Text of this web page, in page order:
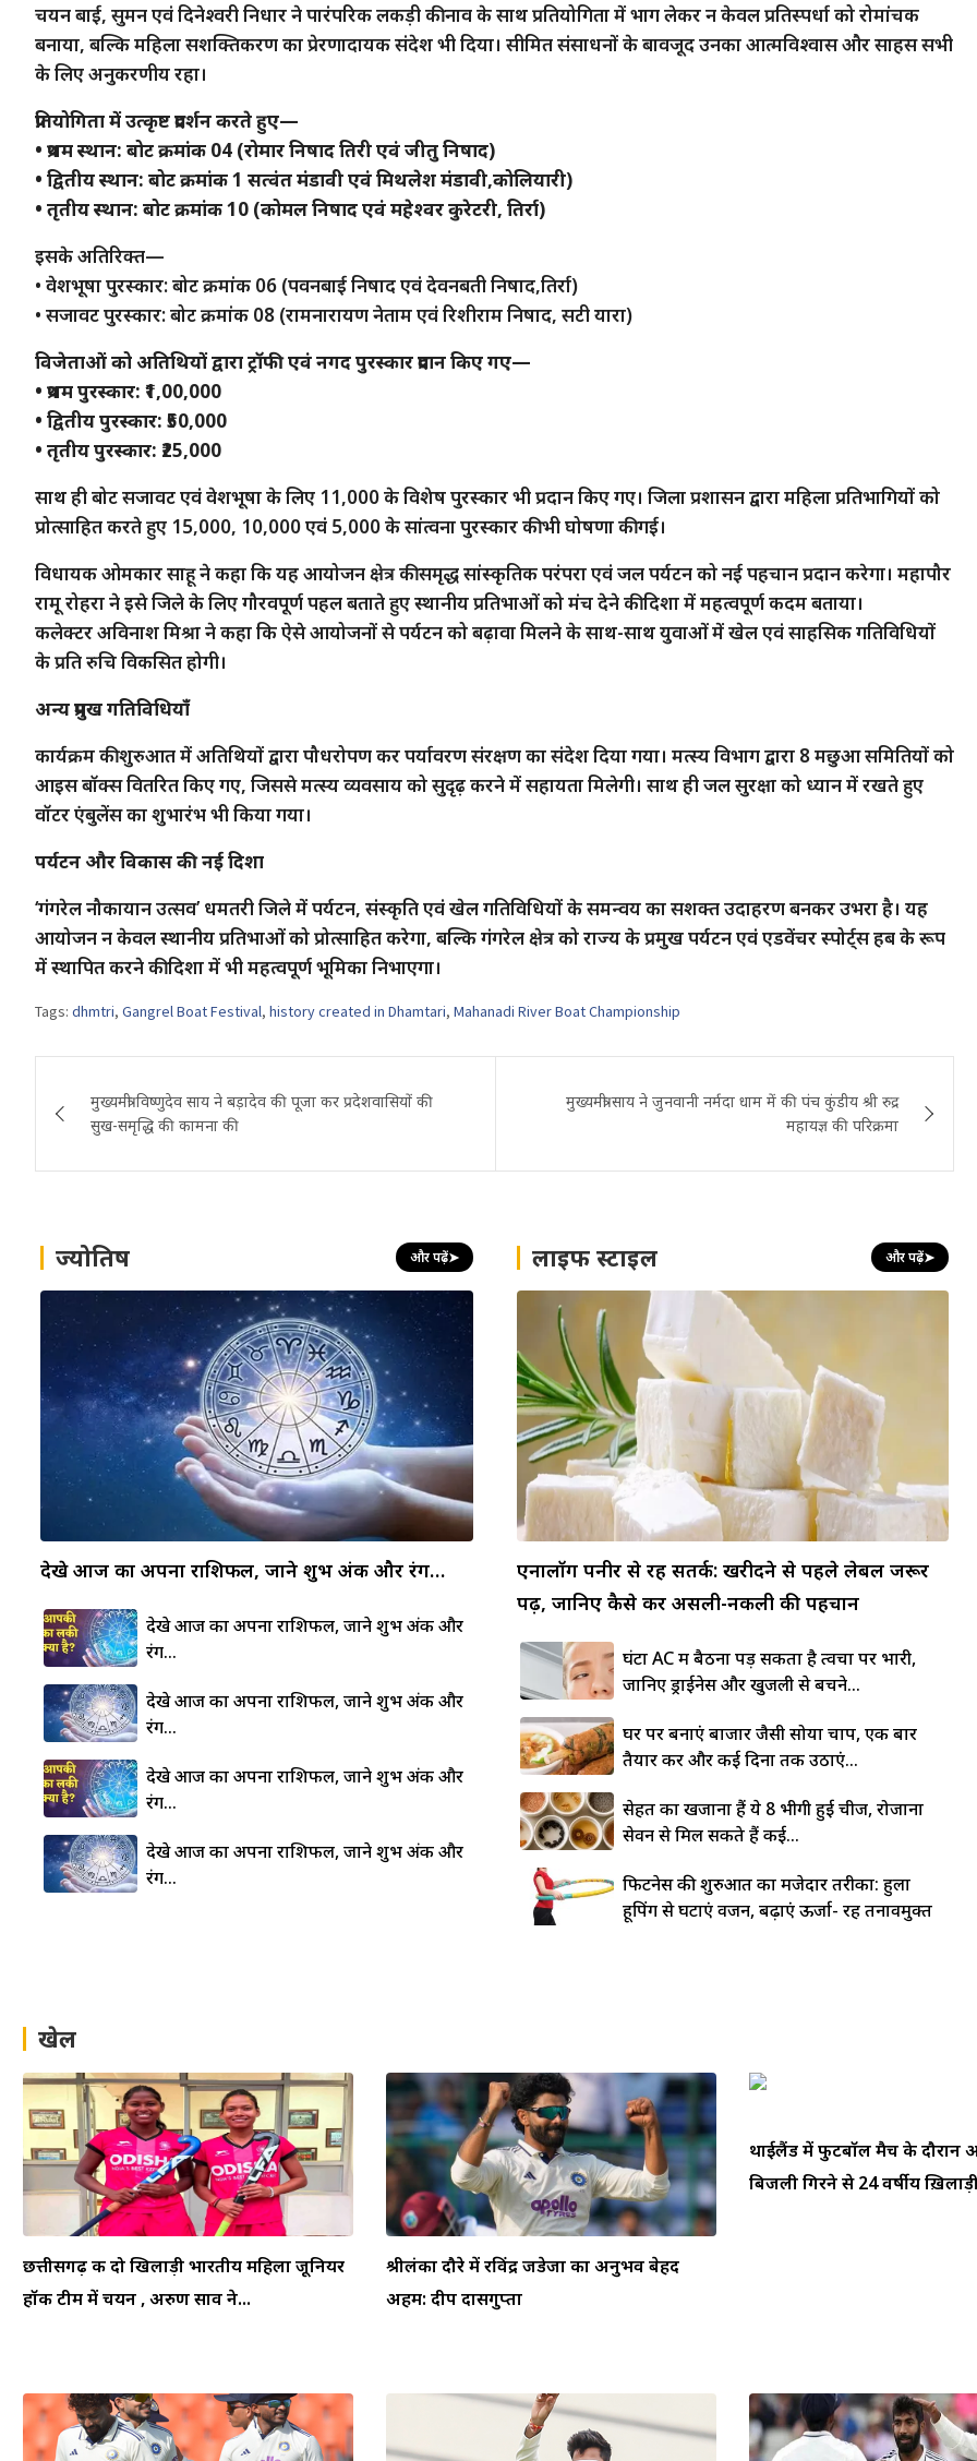
चयन बाई, सुमन एवं दिनेश्वरी निधार ने पारंपरिक लकड़ी की नाव के साथ प्रतियोगिता में भाग लेकर न केवल प्रतिस्पर्धा को रोमांचक
बनाया, बल्कि महिला सशक्तिकरण का प्रेरणादायक संदेश भी दिया। सीमित संसाधनों के बावजूद उनका आत्मविश्वास और साहस सभी
के लिए अनुकरणीय रहा।
प्रतियोगिता में उत्कृष्ट प्रदर्शन करते हुए—
• प्रथम स्थान: बोट क्रमांक 04 (रोमार निषाद तिरी एवं जीतु निषाद)
• द्वितीय स्थान: बोट क्रमांक 1 सत्वंत मंडावी एवं मिथलेश मंडावी,कोलियारी)
• तृतीय स्थान: बोट क्रमांक 10 (कोमल निषाद एवं महेश्वर कुरेटरी, तिर्रा)
इसके अतिरिक्त—
• वेशभूषा पुरस्कार: बोट क्रमांक 06 (पवनबाई निषाद एवं देवनबती निषाद,तिर्रा)
• सजावट पुरस्कार: बोट क्रमांक 08 (रामनारायण नेताम एवं रिशीराम निषाद, सटी यारा)
विजेताओं को अतिथियों द्वारा ट्रॉफी एवं नगद पुरस्कार प्रदान किए गए—
• प्रथम पुरस्कार: ₹1,00,000
• द्वितीय पुरस्कार: ₹50,000
• तृतीय पुरस्कार: ₹25,000
साथ ही बोट सजावट एवं वेशभूषा के लिए 11,000 के विशेष पुरस्कार भी प्रदान किए गए। जिला प्रशासन द्वारा महिला प्रतिभागियों को
प्रोत्साहित करते हुए 15,000, 10,000 एवं 5,000 के सांत्वना पुरस्कार की भी घोषणा की गई।
विधायक ओमकार साहू ने कहा कि यह आयोजन क्षेत्र की समृद्ध सांस्कृतिक परंपरा एवं जल पर्यटन को नई पहचान प्रदान करेगा। महापौर
रामू रोहरा ने इसे जिले के लिए गौरवपूर्ण पहल बताते हुए स्थानीय प्रतिभाओं को मंच देने की दिशा में महत्वपूर्ण कदम बताया।
कलेक्टर अविनाश मिश्रा ने कहा कि ऐसे आयोजनों से पर्यटन को बढ़ावा मिलने के साथ-साथ युवाओं में खेल एवं साहसिक गतिविधियों
के प्रति रुचि विकसित होगी।
अन्य प्रमुख गतिविधियाँ
कार्यक्रम की शुरुआत में अतिथियों द्वारा पौधरोपण कर पर्यावरण संरक्षण का संदेश दिया गया। मत्स्य विभाग द्वारा 8 मछुआ समितियों को
आइस बॉक्स वितरित किए गए, जिससे मत्स्य व्यवसाय को सुदृढ़ करने में सहायता मिलेगी। साथ ही जल सुरक्षा को ध्यान में रखते हुए
वॉटर एंबुलेंस का शुभारंभ भी किया गया।
पर्यटन और विकास की नई दिशा
‘गंगरेल नौकायान उत्सव’ धमतरी जिले में पर्यटन, संस्कृति एवं खेल गतिविधियों के समन्वय का सशक्त उदाहरण बनकर उभरा है। यह
आयोजन न केवल स्थानीय प्रतिभाओं को प्रोत्साहित करेगा, बल्कि गंगरेल क्षेत्र को राज्य के प्रमुख पर्यटन एवं एडवेंचर स्पोर्ट्स हब के रूप
में स्थापित करने की दिशा में भी महत्वपूर्ण भूमिका निभाएगा।
Tags: dhmtri, Gangrel Boat Festival, history created in Dhamtari, Mahanadi River Boat Championship
navigation
मुख्यमंत्री विष्णुदेव साय ने बड़ादेव की पूजा कर प्रदेशवासियों की
सुख-समृद्धि की कामना की
मुख्यमंत्री साय ने जुनवानी नर्मदा धाम में की पंच कुंडीय श्री रुद्र
महायज्ञ की परिक्रमा
ज्योतिष और पढ़ें➤
देखे आज का अपना राशिफल, जाने शुभ अंक और रंग…
देखे आज का अपना राशिफल, जाने शुभ अंक और
रंग…
देखे आज का अपना राशिफल, जाने शुभ अंक और
रंग…
देखे आज का अपना राशिफल, जाने शुभ अंक और
रंग…
देखे आज का अपना राशिफल, जाने शुभ अंक और
रंग…
लाइफ स्टाइल और पढ़ें➤
एनालॉग पनीर से रहें सतर्क: खरीदने से पहले लेबल जरूर
पढ़ें, जानिए कैसे करें असली-नकली की पहचान
घंटों AC में बैठना पड़ सकता है त्वचा पर भारी,
जानिए ड्राईनेस और खुजली से बचने...
घर पर बनाएं बाजार जैसी सोया चाप, एक बार
तैयार करें और कई दिनों तक उठाएं...
सेहत का खजाना हैं ये 8 भीगी हुई चीजें, रोजाना
सेवन से मिल सकते हैं कई...
फिटनेस की शुरुआत का मजेदार तरीका: हुला
हूपिंग से घटाएं वजन, बढ़ाएं ऊर्जा- रहें तनावमुक्त
खेल
छत्तीसगढ़ की दो खिलाड़ी भारतीय महिला जूनियर
हॉकी टीम में चयन , अरुण साव ने...
श्रीलंका दौरे में रविंद्र जडेजा का अनुभव बेहद
अहम: दीप दासगुप्ता
थाईलैंड में फुटबॉल मैच के दौरान
बिजली गिरने से 24 वर्षीय